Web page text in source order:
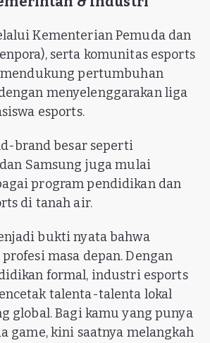
Kementerian Pemuda dan
serta komunitas esports
pertumbuhan
menyelenggarakan liga
esports.
brand besar seperti
dan Samsung juga mulai
program pendidikan dan
di tanah air.
bukti nyata bahwa
masa depan. Dengan
formal, industri esports
talenta-talenta lokal
global. Bagi kamu yang punya
game, kini saatnya melangkah